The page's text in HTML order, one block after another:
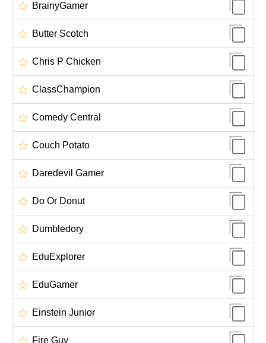
BrainyGamer
Butter Scotch
Chris P Chicken
ClassChampion
Comedy Central
Couch Potato
Daredevil Gamer
Do Or Donut
Dumbledory
EduExplorer
EduGamer
Einstein Junior
Fire Guy